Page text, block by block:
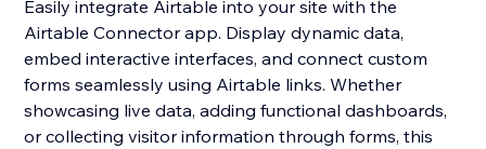
Easily integrate Airtable into your site with the
Airtable Connector app. Display dynamic data,
embed interactive interfaces, and connect custom
forms seamlessly using Airtable links. Whether
showcasing live data, adding functional dashboards,
or collecting visitor information through forms, this